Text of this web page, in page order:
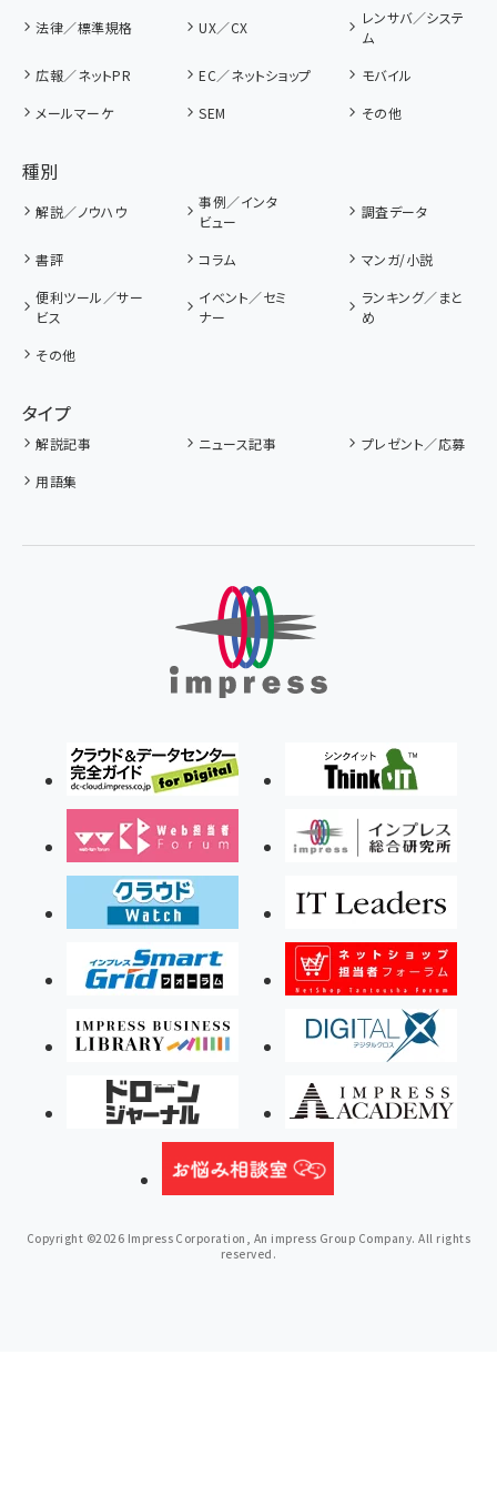
法律／標準規格 UX／CX
レンサバ／システ
ム
広報／ネットPR
EC／ネットショップ
モバイル
メールマーケ
SEM その他
種別
解説／ノウハウ
事例／インタ
ビュー
調査データ
書評 コラム
マンガ/小説
便利ツール／サー
ビス
イベント／セミ
ナー
ランキング／まと
め
その他
タイプ
解説記事 ニュース記事
プレゼント／応募
用語集
Copyright ©2026 Impress Corporation, An impress Group Company. All rights
reserved.